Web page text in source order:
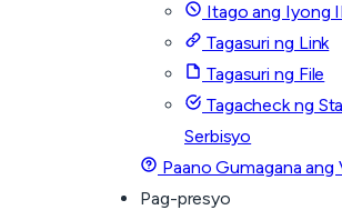
Itago ang Iyong
Tagasuri ng Link
Tagasuri ng File
Tagacheck ng
Serbisyo
Paano Gumagana ang
Pag-presyo